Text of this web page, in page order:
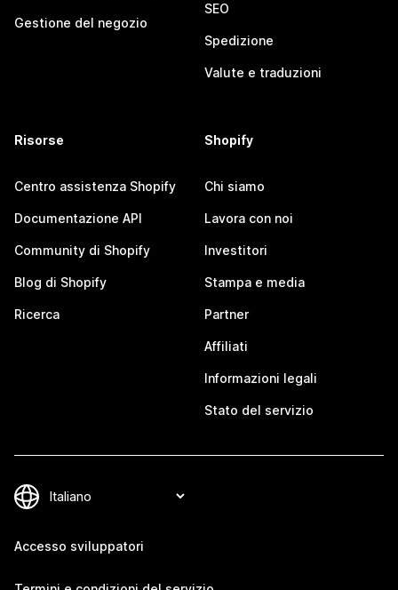
Gestione del negozio
SEO
Spedizione
Valute e traduzioni
Risorse
Centro assistenza Shopify
Documentazione API
Community di Shopify
Blog di Shopify
Ricerca
Shopify
Chi siamo
Lavora con noi
Investitori
Stampa e media
Partner
Affiliati
Informazioni legali
Stato del servizio
Accesso sviluppatori